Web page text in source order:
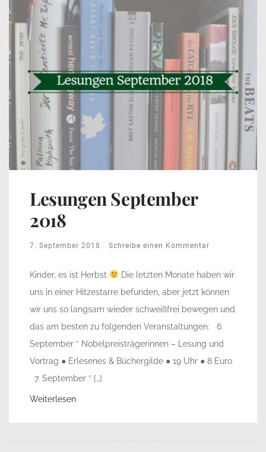
Lesungen September
2018
7. September 2018 Schreibe einen Kommentar
Kinder, es ist Herbst
Die letzten Monate haben wir
uns in einer Hitzestarre befunden, aber jetzt können
wir uns so langsam wieder schweißfrei bewegen und
das am besten zu folgenden Veranstaltungen: 6.
September * Nobelpreisträgerinnen – Lesung und
Vortrag ● Erlesenes & Büchergilde ● 19 Uhr ● 8 Euro
7. September * […]
Weiterlesen